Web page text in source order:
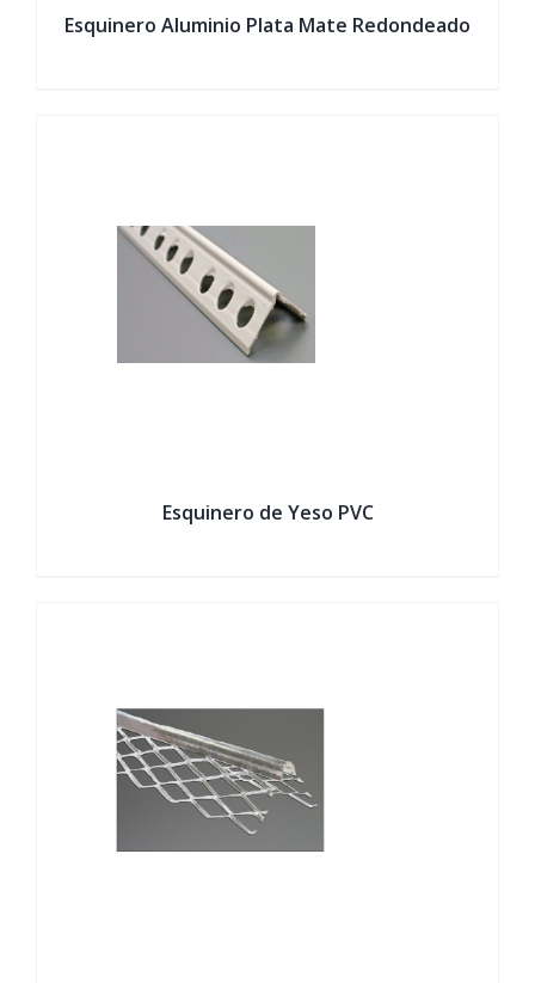
Esquinero Aluminio Plata Mate Redondeado
Esquinero de Yeso PVC